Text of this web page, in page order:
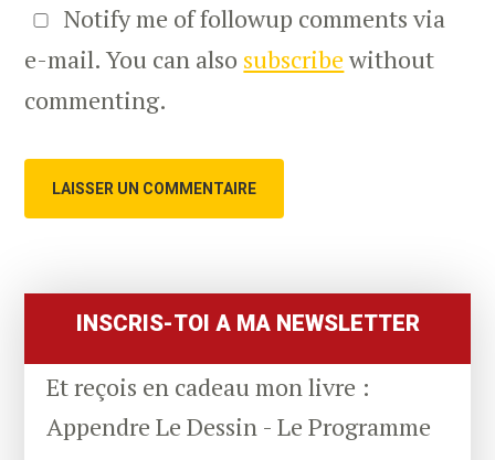
Notify me of followup comments via
e-mail. You can also subscribe without
commenting.
Sidebar
INSCRIS-TOI A MA NEWSLETTER
Et reçois en cadeau mon livre :
Appendre Le Dessin - Le Programme